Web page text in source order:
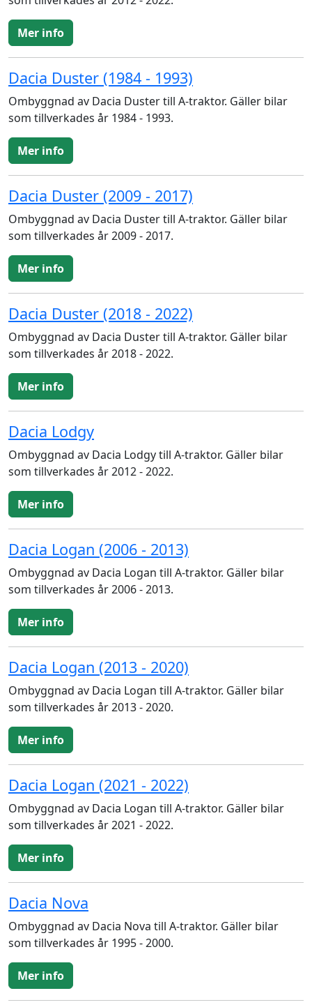
Mer info
Dacia Duster (1984 - 1993)
Ombyggnad av Dacia Duster till A-traktor. Gäller bilar
som tillverkades år 1984 - 1993.
Mer info
Dacia Duster (2009 - 2017)
Ombyggnad av Dacia Duster till A-traktor. Gäller bilar
som tillverkades år 2009 - 2017.
Mer info
Dacia Duster (2018 - 2022)
Ombyggnad av Dacia Duster till A-traktor. Gäller bilar
som tillverkades år 2018 - 2022.
Mer info
Dacia Lodgy
Ombyggnad av Dacia Lodgy till A-traktor. Gäller bilar
som tillverkades år 2012 - 2022.
Mer info
Dacia Logan (2006 - 2013)
Ombyggnad av Dacia Logan till A-traktor. Gäller bilar
som tillverkades år 2006 - 2013.
Mer info
Dacia Logan (2013 - 2020)
Ombyggnad av Dacia Logan till A-traktor. Gäller bilar
som tillverkades år 2013 - 2020.
Mer info
Dacia Logan (2021 - 2022)
Ombyggnad av Dacia Logan till A-traktor. Gäller bilar
som tillverkades år 2021 - 2022.
Mer info
Dacia Nova
Ombyggnad av Dacia Nova till A-traktor. Gäller bilar
som tillverkades år 1995 - 2000.
Mer info